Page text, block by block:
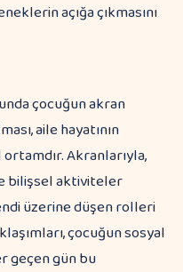
açığa çıkmasını
çocuğun akran
aile hayatının
ortamdır. Akranlarıyla,
bilişsel aktiviteler
üzerine düşen rolleri
çocuğun sosyal
geçen gün bu